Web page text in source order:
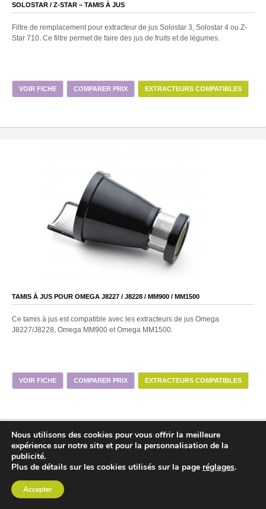
SOLOSTAR / Z-STAR – TAMIS À JUS
Filtre de remplacement pour extracteur de jus Solostar 3, Solostar 4 ou Z-
Star 710. Ce filtre permet de faire des jus de fruits et de légumes.
VOIR FICHE COMPARER PRIX EXTRACTEURS COMPATIBLES
TAMIS À JUS POUR OMEGA J8227 / J8228 / MM900 / MM1500
Ce tamis à jus est compatible avec les extracteurs de jus Omega
J8227/J8228, Omega MM900 et Omega MM1500.
VOIR FICHE COMPARER PRIX EXTRACTEURS COMPATIBLES
Nous utilisons des cookies pour vous offrir la meilleure
expérience sur notre site et pour la personnalisation de la
publicité.
Plus de détails sur les cookies utilisés sur la page réglages.
Accepter